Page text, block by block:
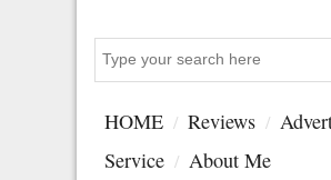
HOME Reviews
Service
About Me